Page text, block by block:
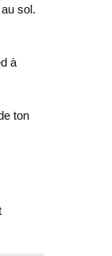
sol.
à
ton